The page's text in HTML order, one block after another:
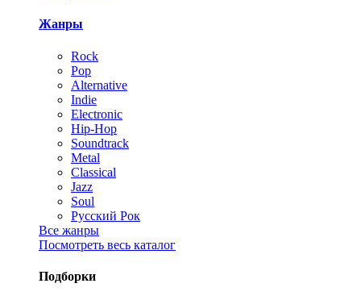
Жанры
Rock
Pop
Alternative
Indie
Electronic
Hip-Hop
Soundtrack
Metal
Classical
Jazz
Soul
Русский Рок
Все жанры
Посмотреть весь каталог
Подборки